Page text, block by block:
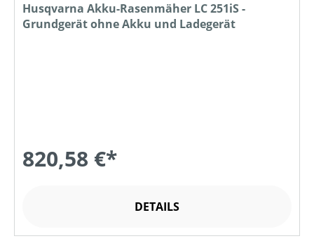
Husqvarna Akku-Rasenmäher LC 251iS -
Grundgerät ohne Akku und Ladegerät
820,58 €*
DETAILS